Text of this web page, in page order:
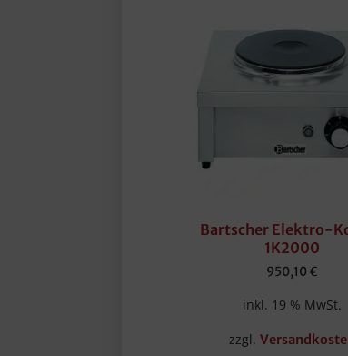
Bartscher Elektro-
1K2000
950,10 €
inkl. 19 % MwSt.
zzgl.